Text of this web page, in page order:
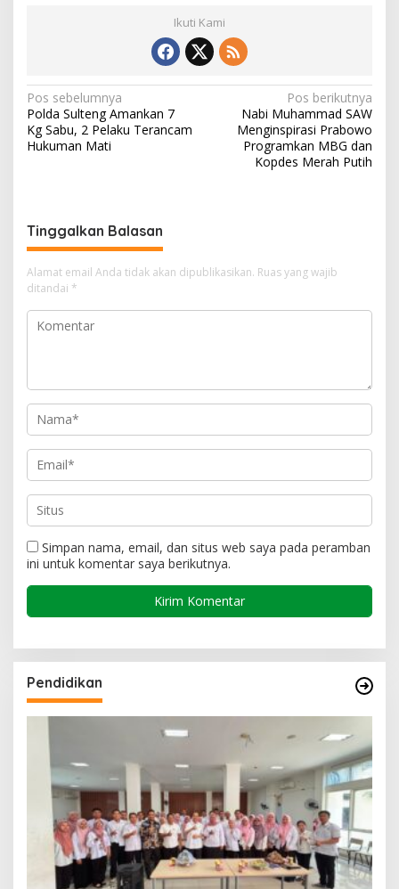
Ikuti Kami
Navigasi
pos
Pos sebelumnya
Polda Sulteng Amankan 7
Kg Sabu, 2 Pelaku Terancam
Hukuman Mati
Pos berikutnya
Nabi Muhammad SAW
Menginspirasi Prabowo
Programkan MBG dan
Kopdes Merah Putih
Tinggalkan Balasan
Alamat email Anda tidak akan dipublikasikan. Ruas yang wajib
ditandai *
Simpan nama, email, dan situs web saya pada peramban
ini untuk komentar saya berikutnya.
Pendidikan